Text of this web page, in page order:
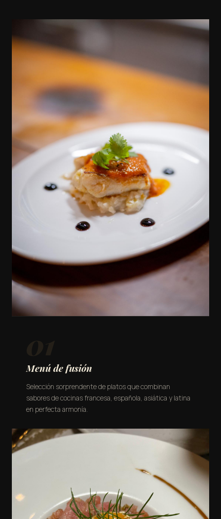
Menú de fusión
Selección sorprendente de platos que combinan
sabores de cocinas francesa, española, asiática y latina
en perfecta armonía.